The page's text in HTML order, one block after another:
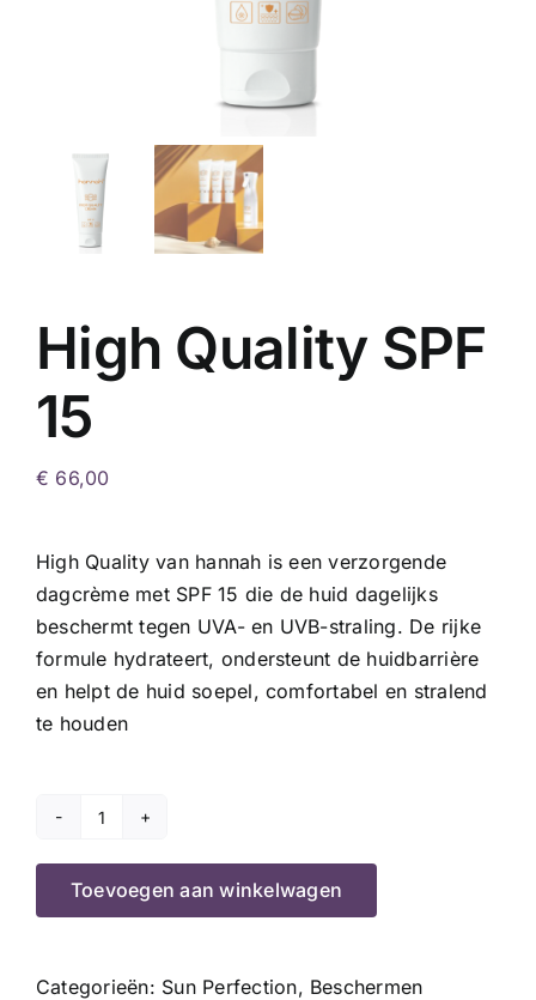
High Quality SPF
15
€ 66,00
High Quality van hannah is een verzorgende
dagcrème met SPF 15 die de huid dagelijks
beschermt tegen UVA- en UVB-straling. De rijke
formule hydrateert, ondersteunt de huidbarrière
en helpt de huid soepel, comfortabel en stralend
te houden
High
Quality
SPF
Toevoegen aan winkelwagen
Categorieën: Sun Perfection, Beschermen